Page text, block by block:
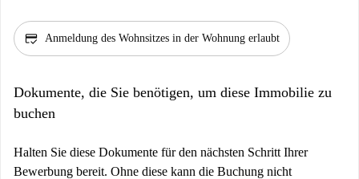
credit_score Anmeldung des Wohnsitzes in der Wohnung erlaubt
Dokumente, die Sie benötigen, um diese Immobilie zu
buchen
Halten Sie diese Dokumente für den nächsten Schritt Ihrer
Bewerbung bereit. Ohne diese kann die Buchung nicht